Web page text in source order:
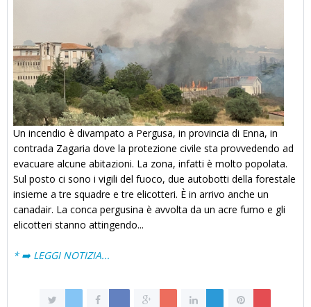
Un incendio è divampato a Pergusa, in provincia di Enna, in
contrada Zagaria dove la protezione civile sta provvedendo ad
evacuare alcune abitazioni. La zona, infatti è molto popolata.
Sul posto ci sono i vigili del fuoco, due autobotti della forestale
insieme a tre squadre e tre elicotteri. È in arrivo anche un
canadair. La conca pergusina è avvolta da un acre fumo e gli
elicotteri stanno attingendo...
* ➡️ LEGGI NOTIZIA...